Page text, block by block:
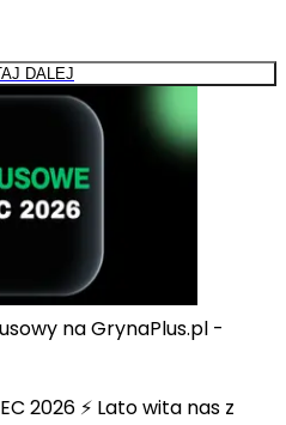
DALEJ
na GrynaPlus.pl -
2026 ⚡ Lato wita nas z